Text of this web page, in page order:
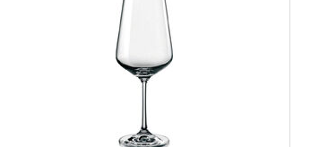
Barové vybavení
Sklenice na limonádu
Sklenice long drink a highball